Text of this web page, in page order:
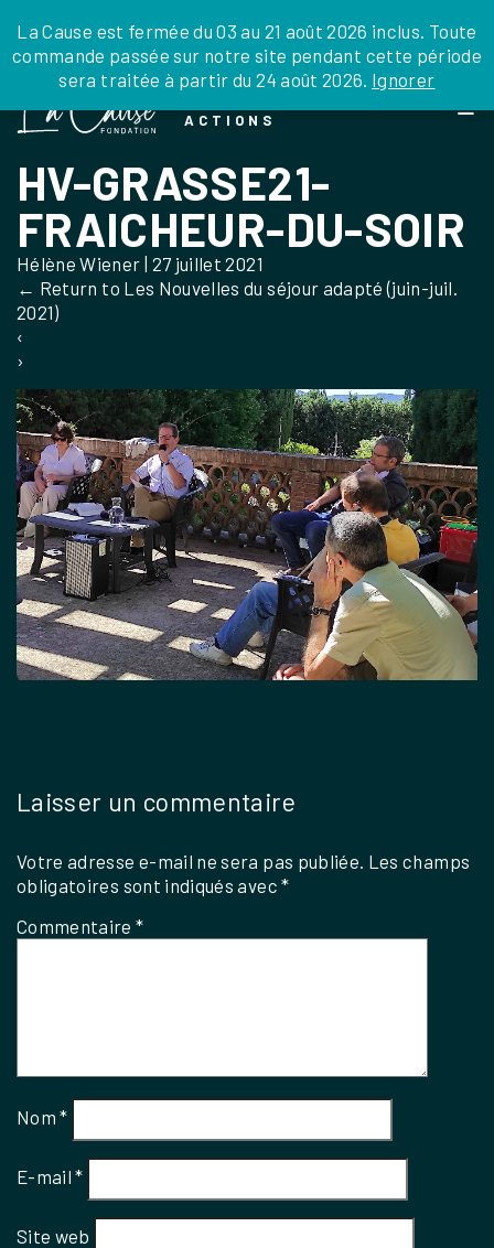
to
the
La Cause est fermée du 03 au 21 août 2026 inclus. Toute
commande passée sur notre site pendant cette période
sera traitée à partir du 24 août 2026. Ignorer
JE DONNE JE PARRAINE NOUS SOUTENIR
DEPUIS LA FRANCE
DEPUIS L’INTERNATIONAL
EN TANT QU’ORGANISATION
LEGS, LIBÉRALITÉS
0 ARTICLE
ACTIONS
HV-GRASSE21-
FRAICHEUR-DU-SOIR
Hélène Wiener | 27 juillet 2021
← Return to Les Nouvelles du séjour adapté (juin-juil.
2021)
‹
›
Laisser un commentaire
Votre adresse e-mail ne sera pas publiée. Les champs
obligatoires sont indiqués avec*
Commentaire*
Nom*
E-mail*
Site web